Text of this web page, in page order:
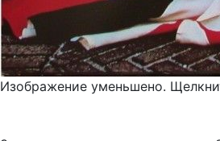
Изображение уменьшено.